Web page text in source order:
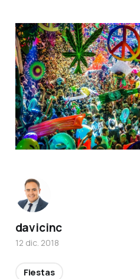
davicinc
12 dic. 2018
Fiestas